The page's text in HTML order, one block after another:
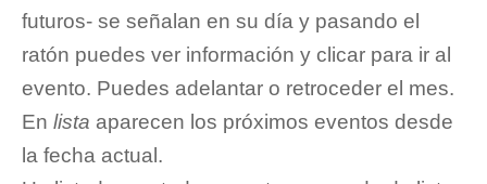
futuros- se señalan en su día y pasando el
ratón puedes ver información y clicar para ir al
evento. Puedes adelantar o retroceder el mes.
En lista aparecen los próximos eventos desde
la fecha actual.